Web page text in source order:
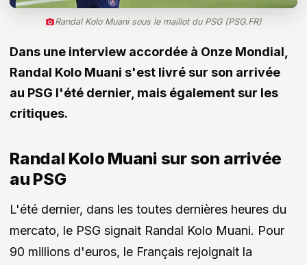
Randal Kolo Muani sous le maillot du PSG (PSG.FR)
Dans une interview accordée à Onze Mondial,
Randal Kolo Muani s'est livré sur son arrivée
au PSG l'été dernier, mais également sur les
critiques.
Randal Kolo Muani sur son arrivée
au PSG
L'été dernier, dans les toutes dernières heures du
mercato, le PSG signait Randal Kolo Muani. Pour
90 millions d'euros, le Français rejoignait la